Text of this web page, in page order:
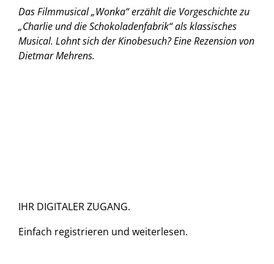
Das Filmmusical „Wonka“ erzählt die Vorgeschichte zu
„Charlie und die Schokoladenfabrik“ als klassisches
Musical. Lohnt sich der Kinobesuch?Eine Rezension von
Dietmar Mehrens.
IHR DIGITALER ZUGANG.
Einfach registrieren und weiterlesen.